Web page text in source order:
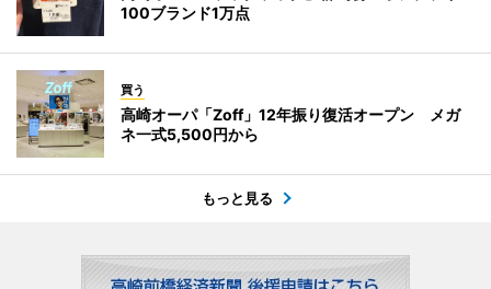
100ブランド1万点
買う
高崎オーパ「Zoff」12年振り復活オープン メガ
ネ一式5,500円から
もっと見る